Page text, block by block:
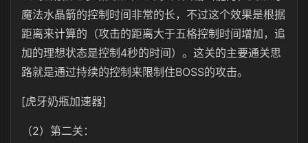
魔法水晶箭的控制时间非常的长，不过这个效果是根据
距离来计算的（攻击的距离大于五格控制时间增加，追
加的理想状态是控制4秒的时间）。这关的主要通关思
路就是通过持续的控制来限制住BOSS的攻击。
[虎牙奶瓶加速器]
（2）第二关：